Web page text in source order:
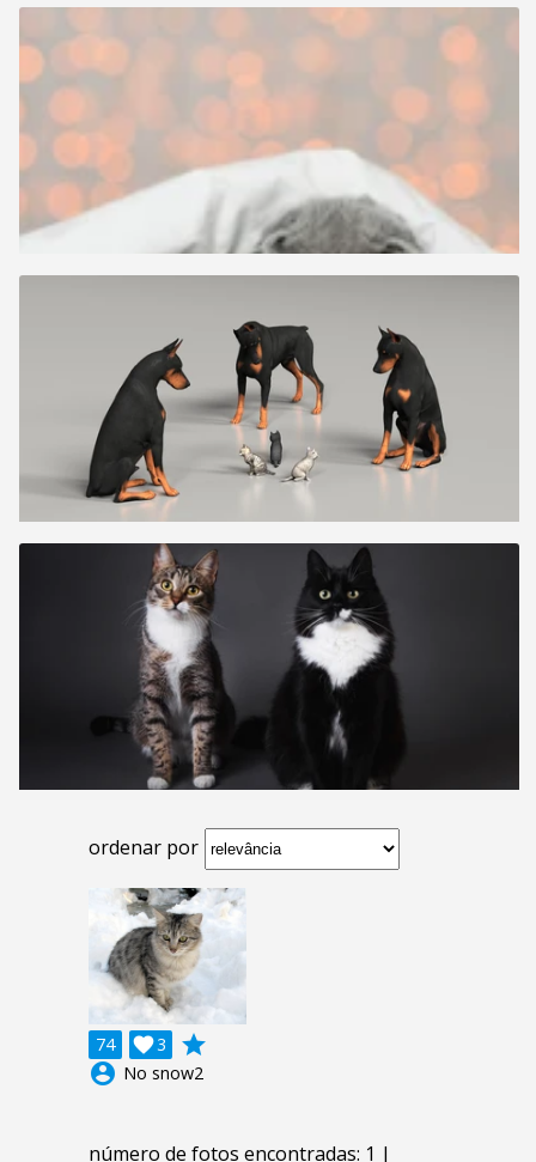
ordenar por
74 3

grade
account_circle No snow2
número de fotos encontradas: 1 |